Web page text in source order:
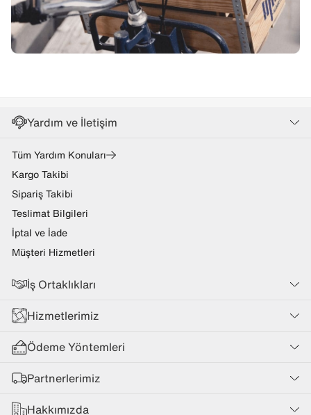
Yardım ve İletişim
Tüm Yardım Konuları
Kargo Takibi
Sipariş Takibi
Teslimat Bilgileri
İptal ve İade
Müşteri Hizmetleri
İş Ortaklıkları
Hizmetlerimiz
Ödeme Yöntemleri
Partnerlerimiz
Hakkımızda